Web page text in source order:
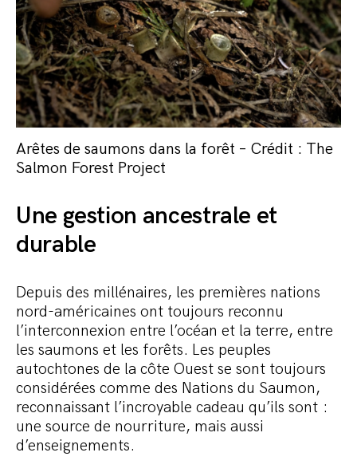
Arêtes de saumons dans la forêt – Crédit : The
Salmon Forest Project
Une gestion ancestrale et
durable
Depuis des millénaires, les premières nations
nord-américaines ont toujours reconnu
l’interconnexion entre l’océan et la terre, entre
les saumons et les forêts. Les peuples
autochtones de la côte Ouest se sont toujours
considérées comme des Nations du Saumon,
reconnaissant l’incroyable cadeau qu’ils sont :
une source de nourriture, mais aussi
d’enseignements.